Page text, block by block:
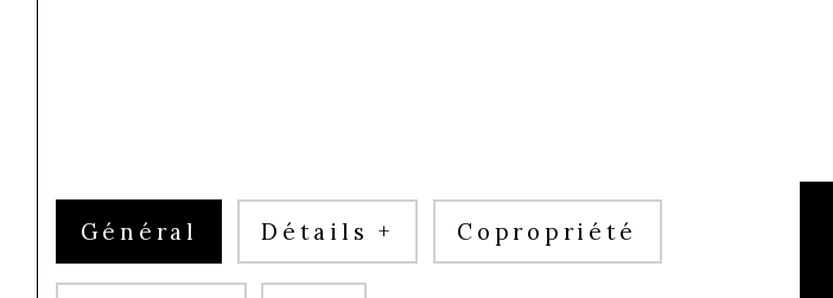
Général Détails + Copropriété